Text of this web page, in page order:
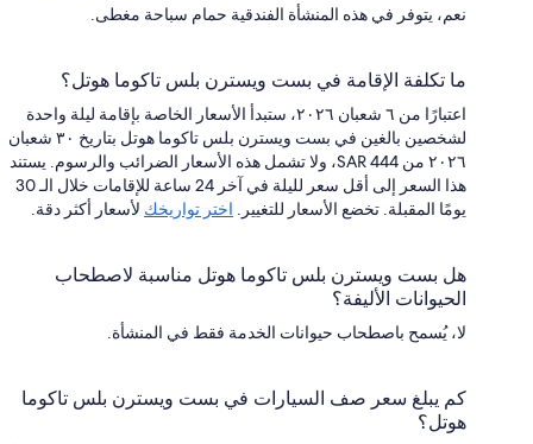
نعم، يتوفر في هذه المنشأة الفندقية حمام سباحة مغطى.
ما تكلفة الإقامة في بست ويسترن بلس تاكوما هوتل؟
اعتبارًا من ٦ شعبان ٢٠٢٦، ستبدأ الأسعار الخاصة بإقامة ليلة واحدة
لشخصين بالغين في بست ويسترن بلس تاكوما هوتل بتاريخ ٣٠ شعبان
٢٠٢٦ من SAR 444، ولا تشمل هذه الأسعار الضرائب والرسوم. يستند
هذا السعر إلى أقل سعر لليلة في آخر 24 ساعة للإقامات خلال الـ 30
يومًا المقبلة. تخضع الأسعار للتغيير. اختر تواريخك لأسعار أكثر دقة.
هل بست ويسترن بلس تاكوما هوتل مناسبة لاصطحاب
الحيوانات الأليفة؟
لا، يُسمح باصطحاب حيوانات الخدمة فقط في المنشأة.
كم يبلغ سعر صف السيارات في بست ويسترن بلس تاكوما
هوتل؟